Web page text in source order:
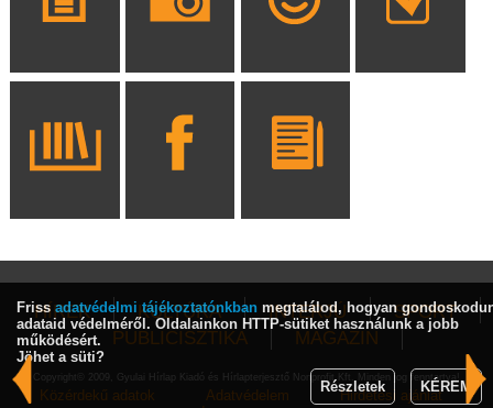
HÍREK KULTÚRA INTERJÚ
SPORT
PUBLICISZTIKA
MAGAZIN
Copyright© 2009, Gyulai Hírlap Kiadó és Hírlapterjesztő Nonprofit Kft. Minden jog fenntartva!
Közérdekű adatok Adatvédelem
Hirdetési ajánlat
Friss adatvédelmi tájékoztatónkban megtalálod, hogyan
adataid védelméről. Oldalainkon HTTP-sütiket használunk a jobb
működésért.
Jöhet a süti?
Részletek
KÉREM